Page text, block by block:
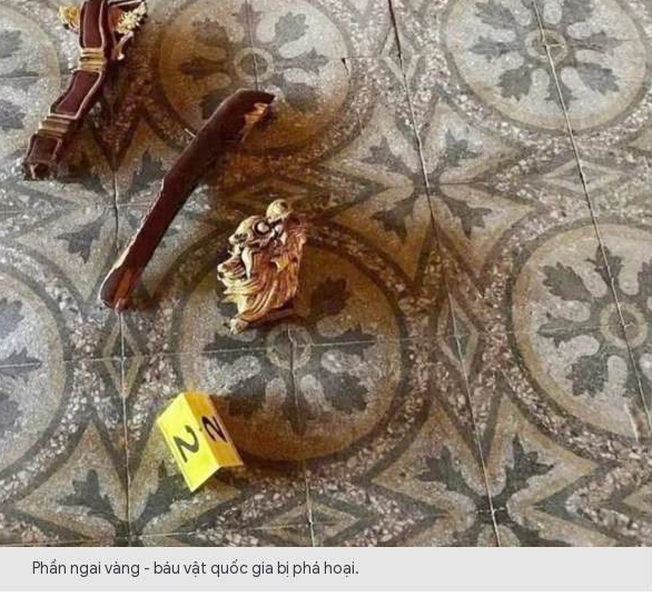
Phần ngai vàng - báu vật quốc gia bị phá hoại.